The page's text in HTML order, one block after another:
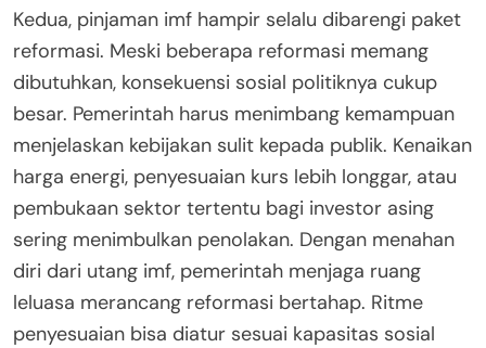
Kedua, pinjaman imf hampir selalu dibarengi paket
reformasi. Meski beberapa reformasi memang
dibutuhkan, konsekuensi sosial politiknya cukup
besar. Pemerintah harus menimbang kemampuan
menjelaskan kebijakan sulit kepada publik. Kenaikan
harga energi, penyesuaian kurs lebih longgar, atau
pembukaan sektor tertentu bagi investor asing
sering menimbulkan penolakan. Dengan menahan
diri dari utang imf, pemerintah menjaga ruang
leluasa merancang reformasi bertahap. Ritme
penyesuaian bisa diatur sesuai kapasitas sosial